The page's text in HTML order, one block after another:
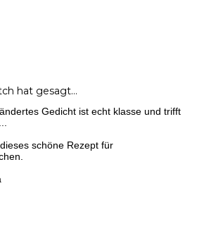
hat gesagt…
Gedicht ist echt klasse und trifft
schöne Rezept für